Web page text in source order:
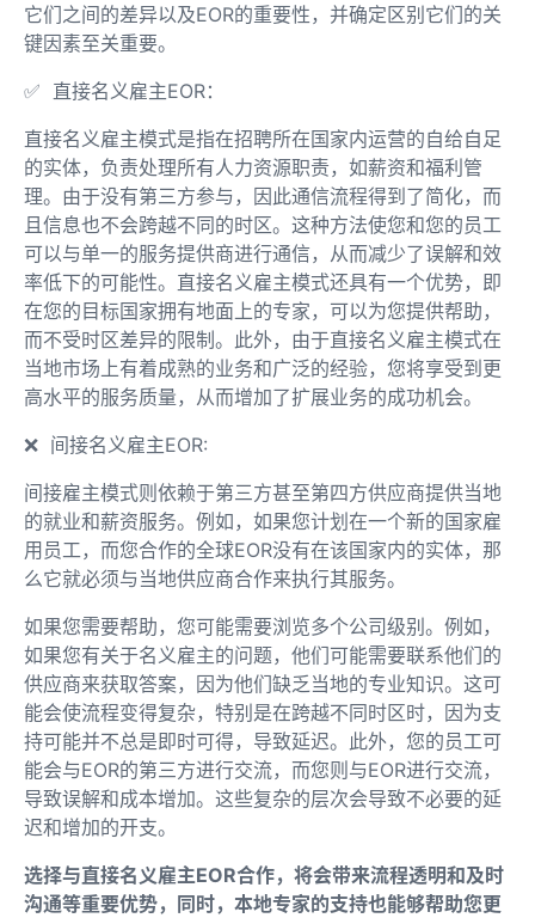
它们之间的差异以及EOR的重要性，并确定区别它们的关
键因素至关重要。
✅ 直接名义雇主EOR：
直接名义雇主模式是指在招聘所在国家内运营的自给自足
的实体，负责处理所有人力资源职责，如薪资和福利管
理。由于没有第三方参与，因此通信流程得到了简化，而
且信息也不会跨越不同的时区。这种方法使您和您的员工
可以与单一的服务提供商进行通信，从而减少了误解和效
率低下的可能性。直接名义雇主模式还具有一个优势，即
在您的目标国家拥有地面上的专家，可以为您提供帮助，
而不受时区差异的限制。此外，由于直接名义雇主模式在
当地市场上有着成熟的业务和广泛的经验，您将享受到更
高水平的服务质量，从而增加了扩展业务的成功机会。
❌ 间接名义雇主EOR:
间接雇主模式则依赖于第三方甚至第四方供应商提供当地
的就业和薪资服务。例如，如果您计划在一个新的国家雇
用员工，而您合作的全球EOR没有在该国家内的实体，那
么它就必须与当地供应商合作来执行其服务。
如果您需要帮助，您可能需要浏览多个公司级别。例如，
如果您有关于名义雇主的问题，他们可能需要联系他们的
供应商来获取答案，因为他们缺乏当地的专业知识。这可
能会使流程变得复杂，特别是在跨越不同时区时，因为支
持可能并不总是即时可得，导致延迟。此外，您的员工可
能会与EOR的第三方进行交流，而您则与EOR进行交流，
导致误解和成本增加。这些复杂的层次会导致不必要的延
迟和增加的开支。
选择与直接名义雇主EOR合作，将会带来流程透明和及时
沟通等重要优势，同时，本地专家的支持也能够帮助您更